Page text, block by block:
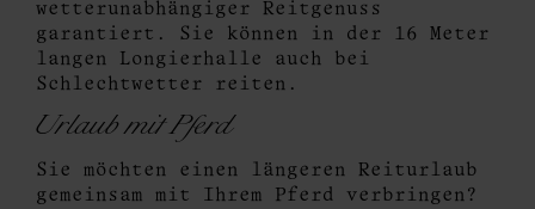
wetterunabhängiger Reitgenuss
garantiert. Sie können in der 16 Meter
langen Longierhalle auch bei
Schlechtwetter reiten.
Urlaub mit Pferd
Sie möchten einen längeren Reiturlaub
gemeinsam mit Ihrem Pferd verbringen?